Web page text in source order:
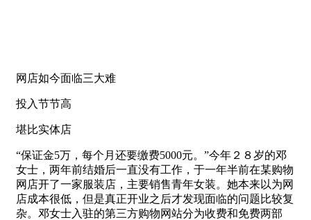
网店如今面临三大难
投入节节高
堪比实体店
“保证金5万，每个月还要缴费5000元。”今年２８岁的邓
女士，两年前结婚后一直没有工作，于一年半前在某购物
网店开了一家服装店，主要销售青年女装。她本来以为网
店成本很低，但是真正开业之后才发现面临的问题比较复
杂。邓女士入驻的第三方购物网站分为收费和免费两部